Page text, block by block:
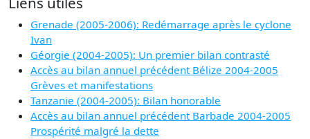
Grenade (2005-2006): Redémarrage après le cyclone
Ivan
Géorgie (2004-2005): Un premier bilan contrasté
Accès au bilan annuel précédent Bélize 2004-2005
Grèves et manifestations
Tanzanie (2004-2005): Bilan honorable
Accès au bilan annuel précédent Barbade 2004-2005
Prospérité malgré la dette